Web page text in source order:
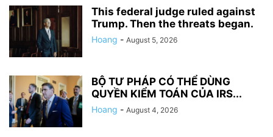
This federal judge ruled against
Trump. Then the threats began.
Hoang - August 5, 2026
BỘ TƯ PHÁP CÓ THỂ DÙNG
QUYỀN KIỂM TOÁN CỦA IRS...
Hoang - August 4, 2026